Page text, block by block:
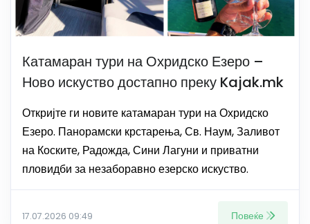
Катамаран тури на Охридско Езеро –
Ново искуство достапно преку Kajak.mk
Откријте ги новите катамаран тури на Охридско
Езеро. Панорамски крстарења, Св. Наум, Заливот
на Коските, Радожда, Сини Лагуни и приватни
пловидби за незаборавно езерско искуство.
17.07.2026 09:49 Повеќе